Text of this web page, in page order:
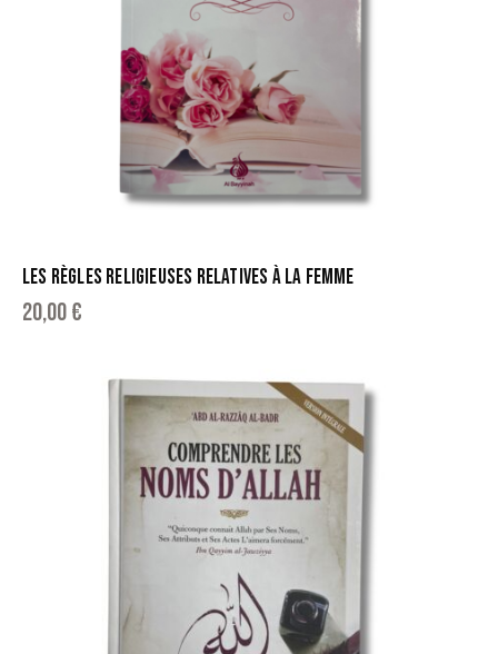
LES RÈGLES RELIGIEUSES RELATIVES À LA FEMME
20,00€